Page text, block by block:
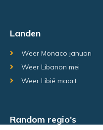
Landen
Weer Monaco januari
Weer Libanon mei
Weer Libië maart
Random regio's